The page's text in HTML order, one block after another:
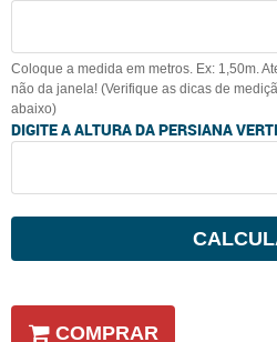
Coloque a medida em metros. Ex: 1,50m.
não da janela! (Verifique as dicas de
abaixo)
DIGITE A ALTURA DA PERSIANA
COMPRAR